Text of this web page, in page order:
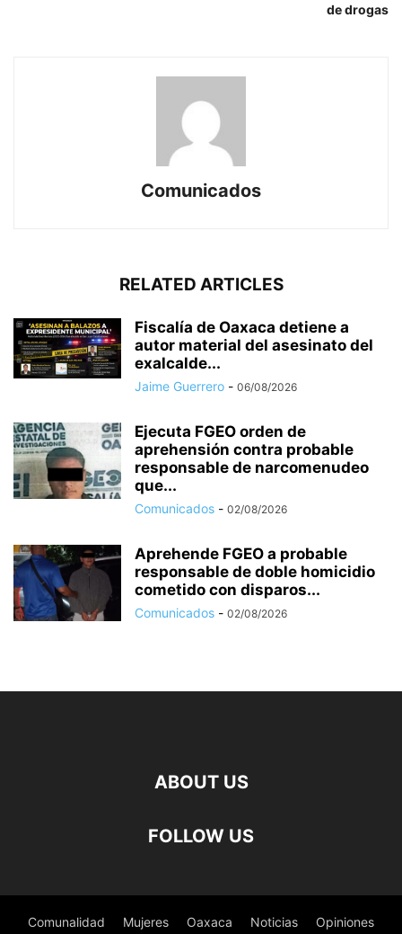
de drogas
Comunicados
RELATED ARTICLES
Fiscalía de Oaxaca detiene a
autor material del asesinato del
exalcalde...
Jaime Guerrero - 06/08/2026
Ejecuta FGEO orden de
aprehensión contra probable
responsable de narcomenudeo
que...
Comunicados - 02/08/2026
Aprehende FGEO a probable
responsable de doble homicidio
cometido con disparos...
Comunicados - 02/08/2026
ABOUT US
FOLLOW US
Comunalidad Mujeres Oaxaca Noticias Opiniones